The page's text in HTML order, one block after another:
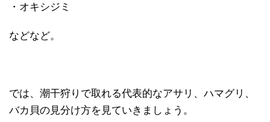
・オキシジミ
などなど。
では、潮干狩りで取れる代表的なアサリ、ハマグリ、
バカ貝の見分け方を見ていきましょう。